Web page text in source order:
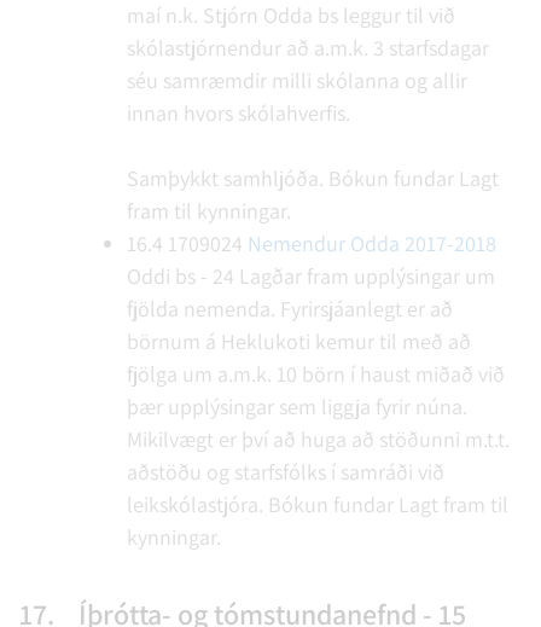
maí n.k. Stjórn Odda bs leggur til við
skólastjórnendur að a.m.k. 3 starfsdagar
séu samræmdir milli skólanna og allir
innan hvors skólahverfis.
Samþykkt samhljóða. Bókun fundar Lagt
fram til kynningar.
16.4 1709024 Nemendur Odda 2017-2018
Oddi bs - 24 Lagðar fram upplýsingar um
fjölda nemenda. Fyrirsjáanlegt er að
börnum á Heklukoti kemur til með að
fjölga um a.m.k. 10 börn í haust miðað við
þær upplýsingar sem liggja fyrir núna.
Mikilvægt er því að huga að stöðunni m.t.t.
aðstöðu og starfsfólks í samráði við
leikskólastjóra. Bókun fundar Lagt fram til
kynningar.
17. Íþrótta- og tómstundanefnd - 15